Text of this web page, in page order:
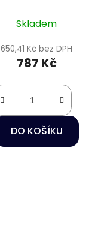
Skladem
650,41 Kč bez DPH
787 Kč
DO KOŠÍKU